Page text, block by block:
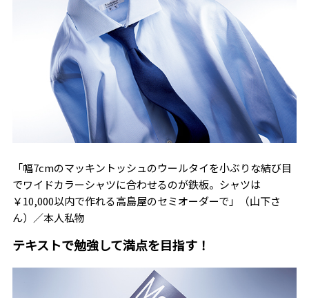
「幅7cmのマッキントッシュのウールタイを小ぶりな結び目
でワイドカラーシャツに合わせるのが鉄板。シャツは
￥10,000以内で作れる高島屋のセミオーダーで」（山下さ
ん）／本人私物
テキストで勉強して満点を目指す！